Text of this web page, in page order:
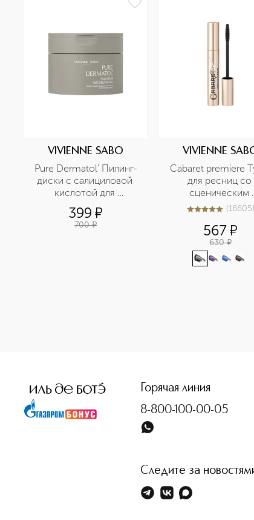
VIVIENNE SABO
Pure Dermatol' Пилинг-
диски c салициловой
кислотой для
проблемной кожи
399 ¤
700 ¤
VIVIENNE
Cabaret premiere
для ресниц со
сценическим
эффектом
5из 516605 (16605)
567¤
630 ¤
Горячая линия
8-800-100-00-05
Следите за